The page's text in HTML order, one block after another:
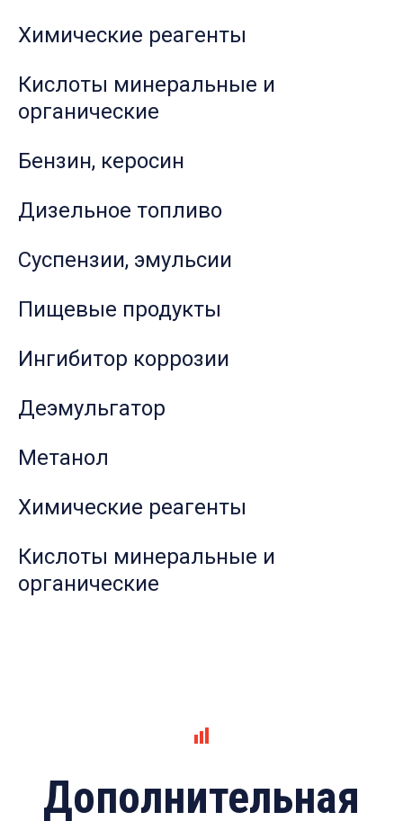
Химические реагенты
Кислоты минеральные и
органические
Бензин, керосин
Дизельное топливо
Суспензии, эмульсии
Пищевые продукты
Ингибитор коррозии
Деэмульгатор
Метанол
Химические реагенты
Кислоты минеральные и
органические
Дополнительная